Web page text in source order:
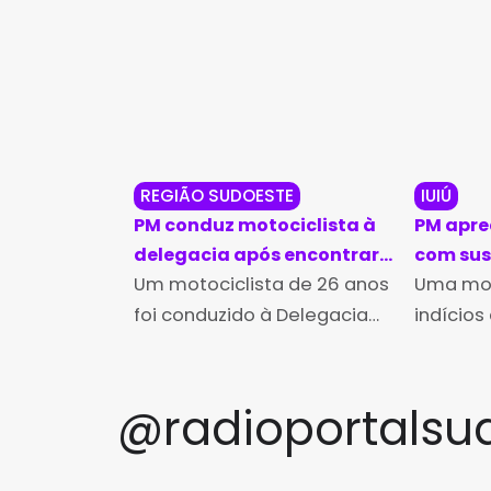
REGIÃO SUDOESTE
PM conduz motociclista à
delegacia após encontrar
dinheiro de procedência
suspeita em Guanambi
Um motociclista de 26 anos
foi conduzido à Delegacia
após ser flagrado
transportando uma quantia
IUIÚ
PM
com
Uma
indícios
feira